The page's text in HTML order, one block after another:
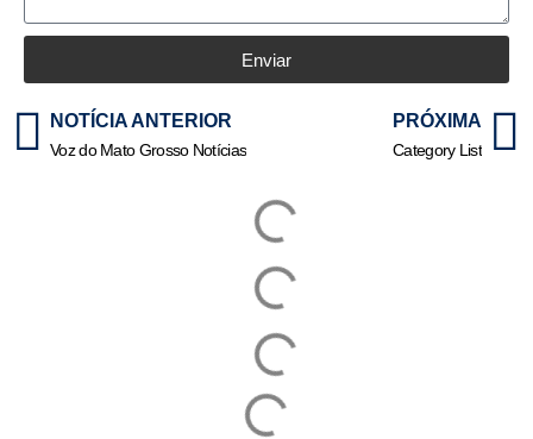
Enviar
NOTÍCIA ANTERIOR
Voz do Mato Grosso Notícias
PRÓXIMA
Category List